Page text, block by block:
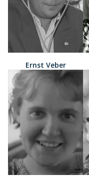
Ernst Veber